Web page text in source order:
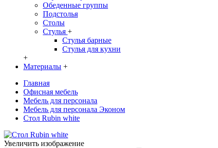
Обеденные группы
Подстолья
Столы
Стулья +
Стулья барные
Стулья для кухни
+
Материалы +
Главная
Офисная мебель
Мебель для персонала
Мебель для персонала Эконом
Стол Rubin white
Увеличить изображение